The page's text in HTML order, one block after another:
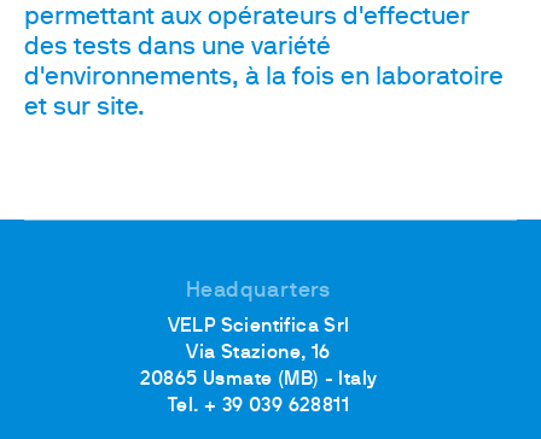
permettant aux opérateurs d'effectuer
des tests dans une variété
d'environnements, à la fois en laboratoire
et sur site.
Headquarters
VELP Scientifica Srl
Via Stazione, 16
20865 Usmate (MB) - Italy
Tel. + 39 039 628811